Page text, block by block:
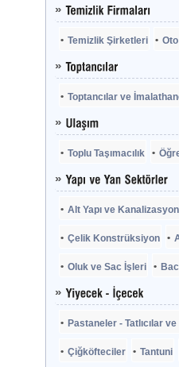
Temizlik Şirketleri
Toptancılar ve
Toplu Taşımacılık
Alt Yapı ve
Çelik Konstrüksiyon
Oluk ve Sac İşleri
Pastaneler - Tatlıcılar
Çiğköfteciler Tantuni